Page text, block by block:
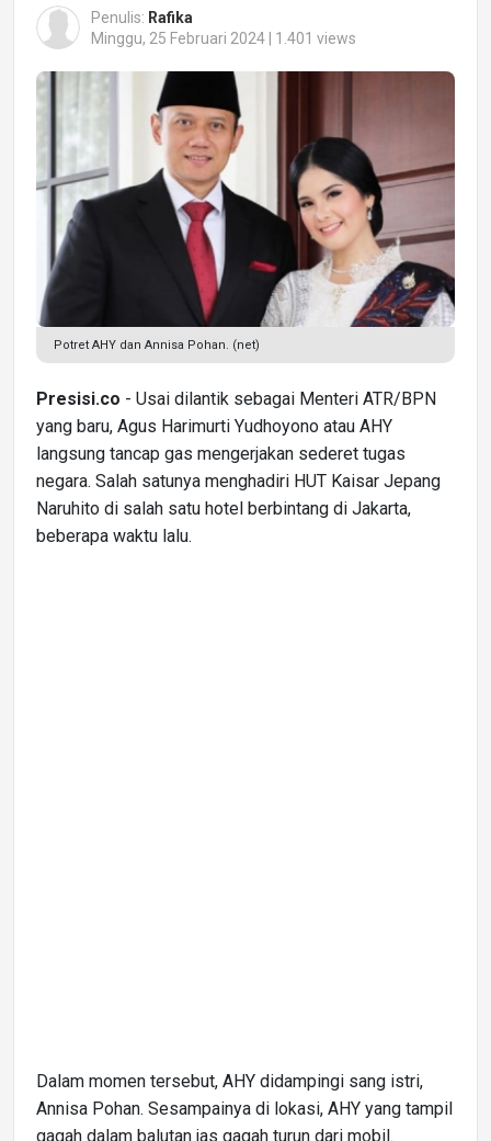
Penulis: Rafika
Minggu, 25 Februari 2024 | 1.401 views
Potret AHY dan Annisa Pohan. (net)
Presisi.co - Usai dilantik sebagai Menteri ATR/BPN
yang baru, Agus Harimurti Yudhoyono atau AHY
langsung tancap gas mengerjakan sederet tugas
negara. Salah satunya menghadiri HUT Kaisar Jepang
Naruhito di salah satu hotel berbintang di Jakarta,
beberapa waktu lalu.
Dalam momen tersebut, AHY didampingi sang istri,
Annisa Pohan. Sesampainya di lokasi, AHY yang tampil
gagah dalam balutan jas gagah turun dari mobil.